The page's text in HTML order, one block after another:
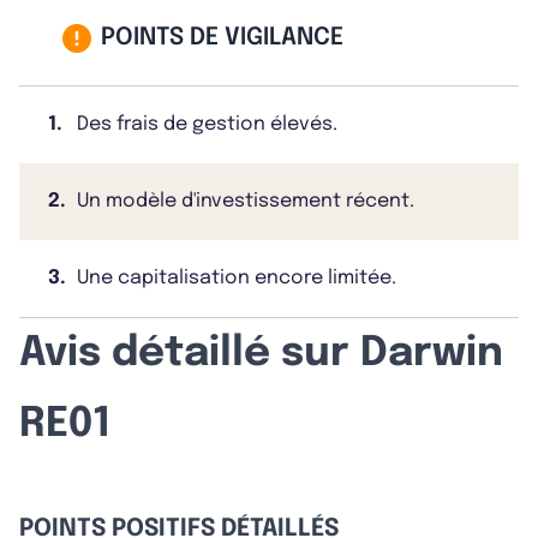
POINTS DE VIGILANCE
1. Des frais de gestion élevés.
2. Un modèle d'investissement récent.
3. Une capitalisation encore limitée.
Avis détaillé sur Darwin
RE01
POINTS POSITIFS DÉTAILLÉS